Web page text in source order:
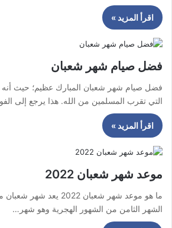
اقرأ المزيد »
فضل صيام شهر شعبان
فضل صيام شهر شعبان المبارك عظيم؛ حيث أنه
التي تقرب المسلمين من الله. هذا يرجع إلى
اقرأ المزيد »
موعد شهر شعبان 2022
ما هو موعد شهر شعبان 2022
الشهر الثامن من الشهور الهجرية وهو شهر…